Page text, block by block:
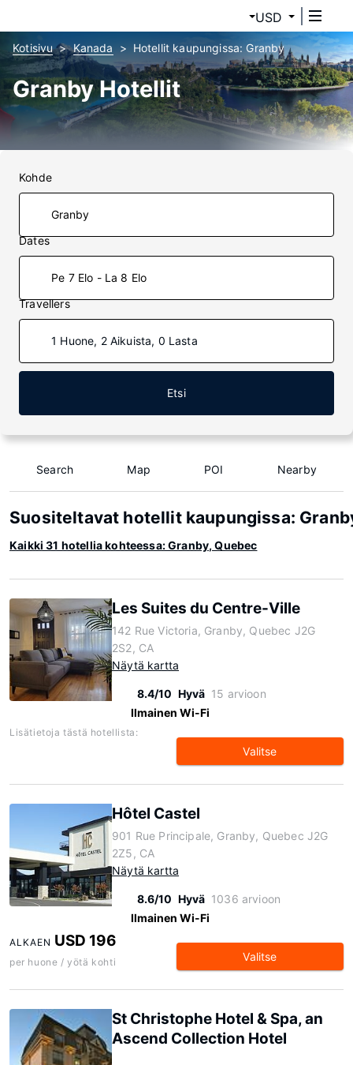
USD
Kotisivu Kanada Hotellit kaupungissa: Granby
Granby Hotellit
Kohde
Dates
Pe 7 Elo - La 8 Elo
Travellers
1 Huone, 2 Aikuista, 0 Lasta
Etsi
Search Map POI Nearby
Suositeltavat hotellit kaupungissa:
Kaikki 31 hotellia kohteessa: Granby, Quebec
Les Suites du Centre-Ville
142 Rue Victoria, Granby, Quebec J2G
2S2, CA
Näytä kartta
8.4/10 Hyvä 15 arvioon
Ilmainen Wi-Fi
Lisätietoja tästä hotellista:
Valitse
Hôtel Castel
901 Rue Principale, Granby, Quebec J2G
2Z5, CA
Näytä kartta
8.6/10 Hyvä 1036 arvioon
Ilmainen Wi-Fi
ALKAEN USD 196
per huone / yötä kohti Valitse
St Christophe Hotel & Spa, an
Ascend Collection Hotel